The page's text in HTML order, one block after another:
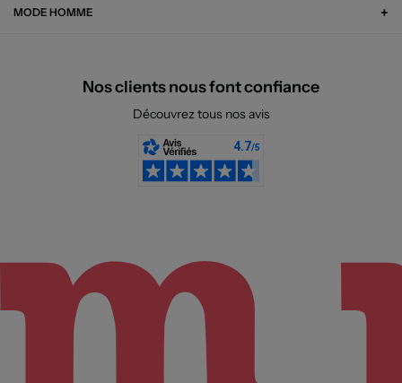
MODE HOMME
Nos clients nous font confiance
Découvrez tous nos avis